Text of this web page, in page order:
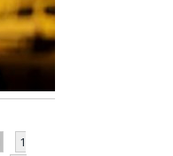
1